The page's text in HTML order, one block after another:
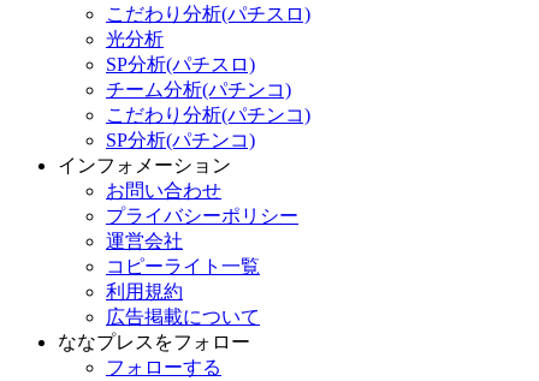
こだわり分析(パチスロ)
光分析
SP分析(パチスロ)
チーム分析(パチンコ)
こだわり分析(パチンコ)
SP分析(パチンコ)
インフォメーション
お問い合わせ
プライバシーポリシー
運営会社
コピーライト一覧
利用規約
広告掲載について
ななプレスをフォロー
フォローする